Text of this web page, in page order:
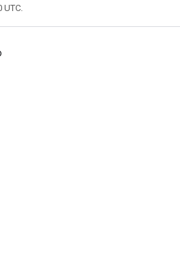
UTC.